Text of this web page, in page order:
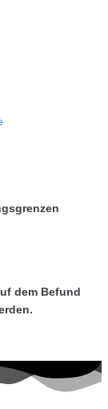
dem Befund